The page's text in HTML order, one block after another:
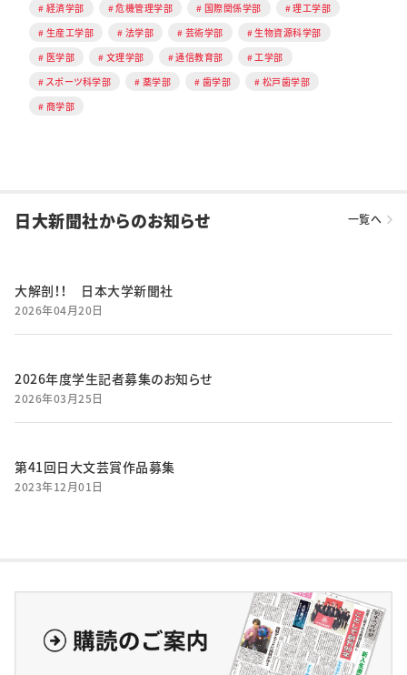
経済学部 危機管理学部 国際関係学部
理工学部
生産工学部
法学部 芸術学部
生物資源科学部
医学部
文理学部 通信教育部
工学部
スポーツ科学部
薬学部 歯学部
松戸歯学部
商学部
日大新聞社からのお知らせ 一覧へ
大解剖！！ 日本大学新聞社
2026年04月20日
2026年度学生記者募集のお知らせ
2026年03月25日
第41回日大文芸賞作品募集
2023年12月01日